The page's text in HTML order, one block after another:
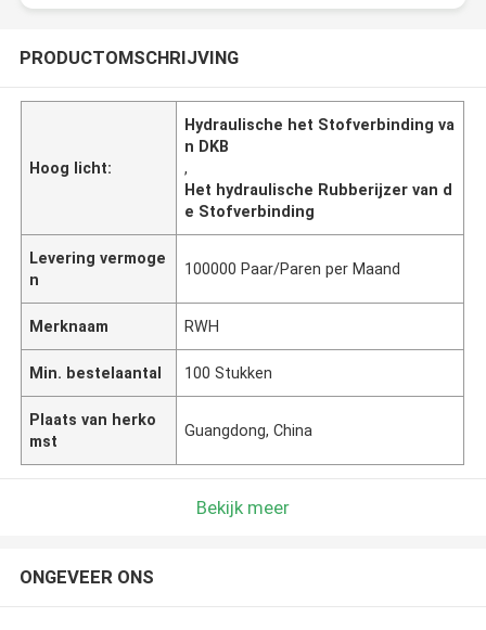
PRODUCTOMSCHRIJVING
Hoog licht:
Hydraulische het Stofverbinding va
n DKB
,
Het hydraulische Rubberijzer van d
e Stofverbinding
Levering vermoge
n
100000 Paar/Paren per Maand
Merknaam RWH
Min. bestelaantal 100 Stukken
Plaats van herko
mst
Guangdong, China
Bekijk meer
ONGEVEER ONS